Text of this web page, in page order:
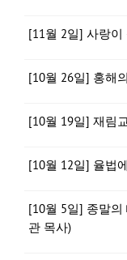
[11월 2일] 사랑
[10월 26일] 홍해
[10월 19일] 재림
[10월 12일] 율법
[10월 5일] 종말의
관 목사)